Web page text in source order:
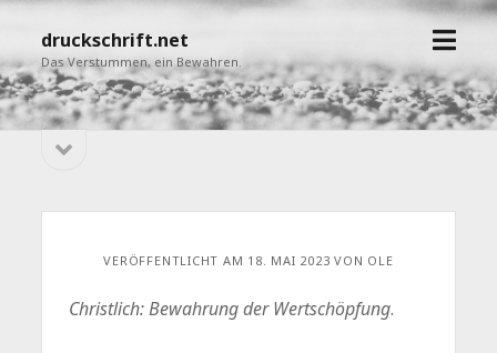
druckschrift.net
Das Verstummen, ein Bewahren.
Menü
Sidebar
öffnen
VERÖFFENTLICHT AM 18. MAI 2023 VON OLE
Christlich: Bewahrung der Wertschöpfung.